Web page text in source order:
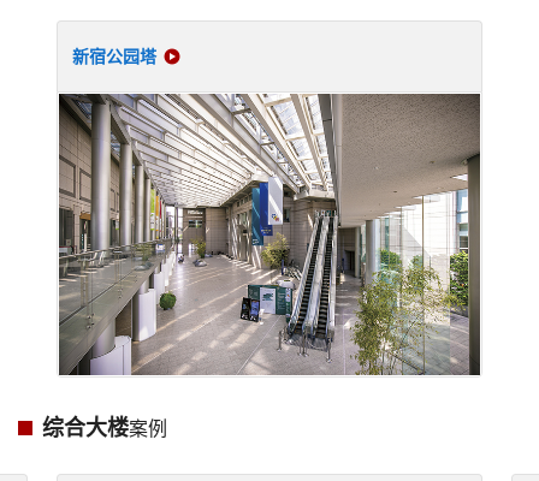
新宿公园塔
综合大楼案例